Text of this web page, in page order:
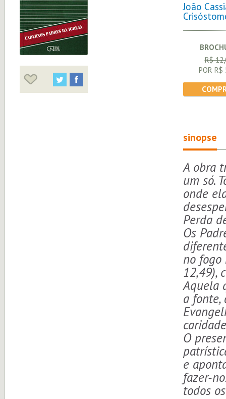
João
R$
POR R$
sinopse
A obra
um só.
onde
Perda
Os
no fogo
12,49),
Aquela
a fonte,
O
e
fazer-
todos